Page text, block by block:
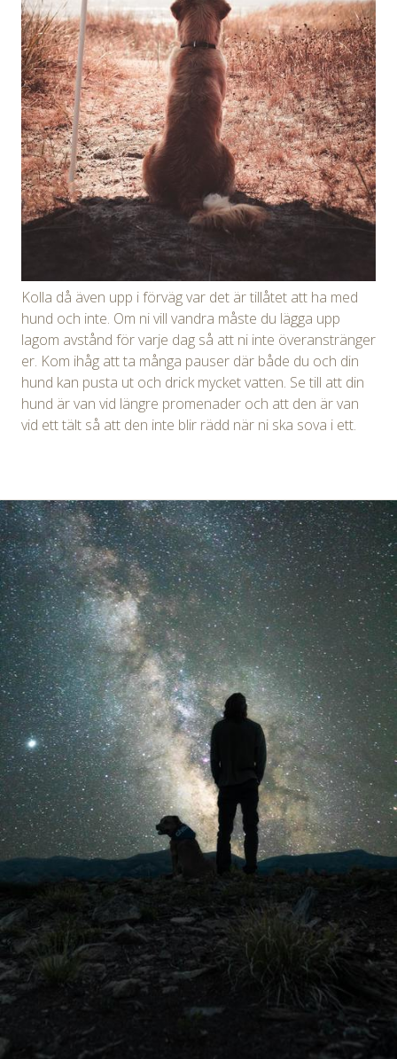
Kolla då även upp i förväg var det är tillåtet att ha med
hund och inte. Om ni vill vandra måste du lägga upp
lagom avstånd för varje dag så att ni inte överanstränger
er. Kom ihåg att ta många pauser där både du och din
hund kan pusta ut och drick mycket vatten. Se till att din
hund är van vid längre promenader och att den är van
vid ett tält så att den inte blir rädd när ni ska sova i ett.